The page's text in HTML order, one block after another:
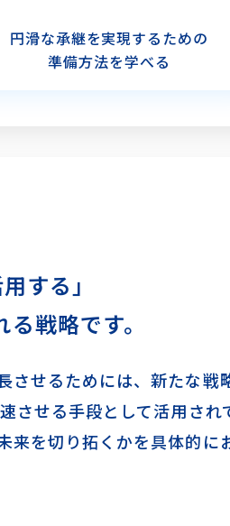
円滑な承継を実現するための
準備方法を学べる
する｣
戦略です。
せるためには、新たな戦
させる手段として活用さ
を切り拓くかを具体的に